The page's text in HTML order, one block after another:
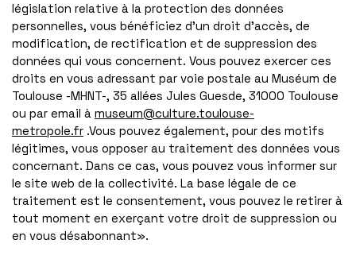
législation relative à la protection des données
personnelles, vous bénéficiez d’un droit d’accès, de
modification, de rectification et de suppression des
données qui vous concernent. Vous pouvez exercer ces
droits en vous adressant par voie postale au Muséum de
Toulouse -MHNT-, 35 allées Jules Guesde, 31000 Toulouse
ou par email à museum@culture.toulouse-
metropole.fr .Vous pouvez également, pour des motifs
légitimes, vous opposer au traitement des données vous
concernant. Dans ce cas, vous pouvez vous informer sur
le site web de la collectivité. La base légale de ce
traitement est le consentement, vous pouvez le retirer à
tout moment en exerçant votre droit de suppression ou
en vous désabonnant».